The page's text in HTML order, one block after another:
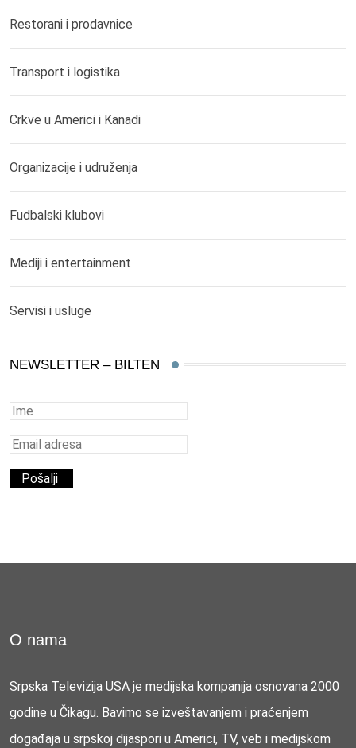
Restorani i prodavnice
Transport i logistika
Crkve u Americi i Kanadi
Organizacije i udruženja
Fudbalski klubovi
Mediji i entertainment
Servisi i usluge
NEWSLETTER – BILTEN
O nama
Srpska Televizija USA je medijska kompanija osnovana 2000
godine u Čikagu. Bavimo se izveštavanjem i praćenjem
događaja u srpskoj dijaspori u Americi, TV, veb i medijskom